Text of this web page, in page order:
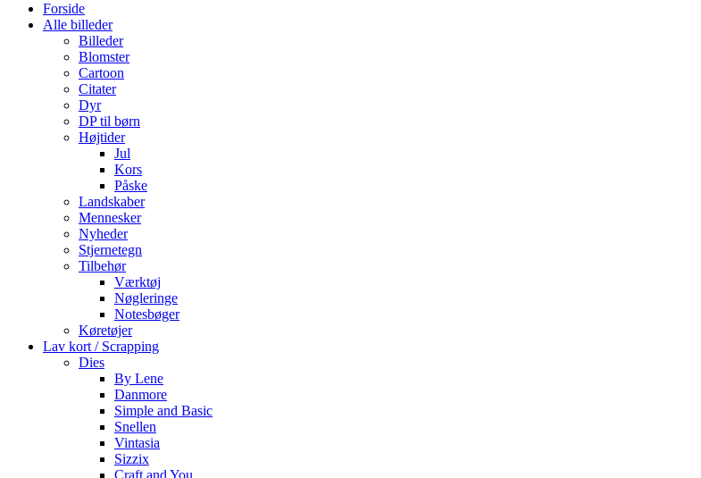
Forside
Alle billeder
Billeder
Blomster
Cartoon
Citater
Dyr
DP til børn
Højtider
Jul
Kors
Påske
Landskaber
Mennesker
Nyheder
Stjernetegn
Tilbehør
Værktøj
Nøgleringe
Notesbøger
Køretøjer
Lav kort / Scrapping
Dies
By Lene
Danmore
Simple and Basic
Snellen
Vintasia
Sizzix
Craft and You